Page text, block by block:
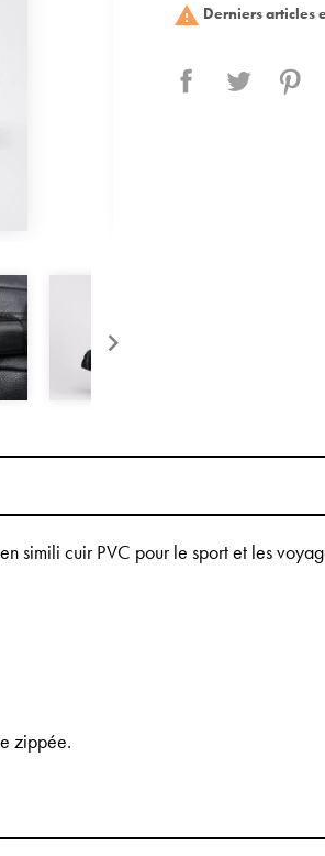
 Derniers articles
Partager Tweet
simili cuir PVC pour le sport et les
zippée.